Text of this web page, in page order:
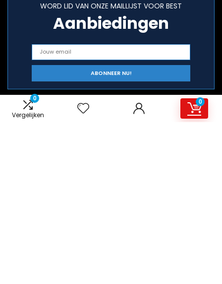
0
Vergelijken
0
WORD LID VAN ONZE MAILLIJST VOOR BEST
Aanbiedingen